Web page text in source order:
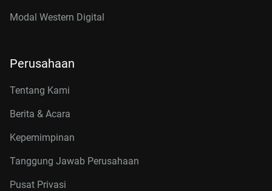
Modal Western Digital
Perusahaan
Tentang Kami
Berita & Acara
Kepemimpinan
Tanggung Jawab Perusahaan
Pusat Privasi